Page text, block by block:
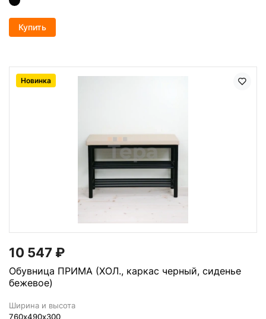
Купить
Новинка
10 547 ₽
Обувница ПРИМА (ХОЛ., каркас черный, сиденье
бежевое)
Ширина и высота
760х490х300